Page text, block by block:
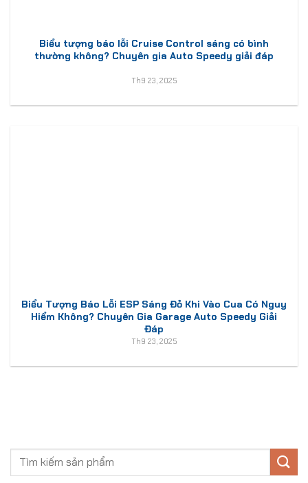
Biểu tượng báo lỗi Cruise Control sáng có bình
thường không? Chuyên gia Auto Speedy giải đáp
Th9 23, 2025
Biểu Tượng Báo Lỗi ESP Sáng Đỏ Khi Vào Cua Có Nguy
Hiểm Không? Chuyên Gia Garage Auto Speedy Giải
Đáp
Th9 23, 2025